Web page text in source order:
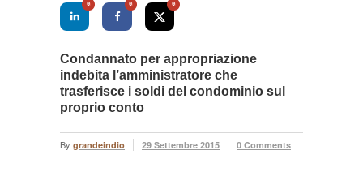
0 0 0
Condannato per appropriazione
indebita l’amministratore che
trasferisce i soldi del condominio sul
proprio conto
By grandeindio 29 Settembre 2015 0 Comments